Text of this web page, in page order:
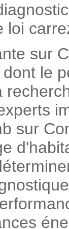
loi
sur
le
sur